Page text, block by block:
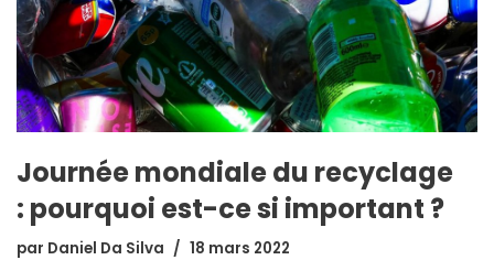
Journée mondiale du recyclage
: pourquoi est-ce si important ?
par Daniel Da Silva 18 mars 2022